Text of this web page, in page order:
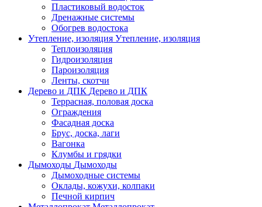
Пластиковый водосток
Дренажные системы
Обогрев водостока
Утепление, изоляция Утепление, изоляция
Теплоизоляция
Гидроизоляция
Пароизоляция
Ленты, скотчи
Дерево и ДПК Дерево и ДПК
Террасная, половая доска
Ограждения
Фасадная доска
Брус, доска, лаги
Вагонка
Клумбы и грядки
Дымоходы Дымоходы
Дымоходные системы
Оклады, кожухи, колпаки
Печной кирпич